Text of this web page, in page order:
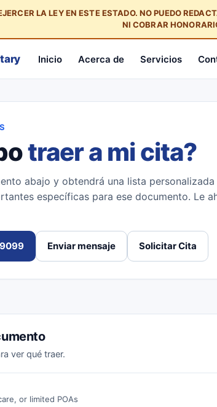
LA LEY EN ESTE ESTADO. NO PUEDO
NI COBRAR
Inicio Acerca de Servicios
traer a mi cita?
abajo y obtendrá una lista
específicas para ese documento. Le
Enviar mensaje Solicitar Cita
ver qué traer.
or limited POAs